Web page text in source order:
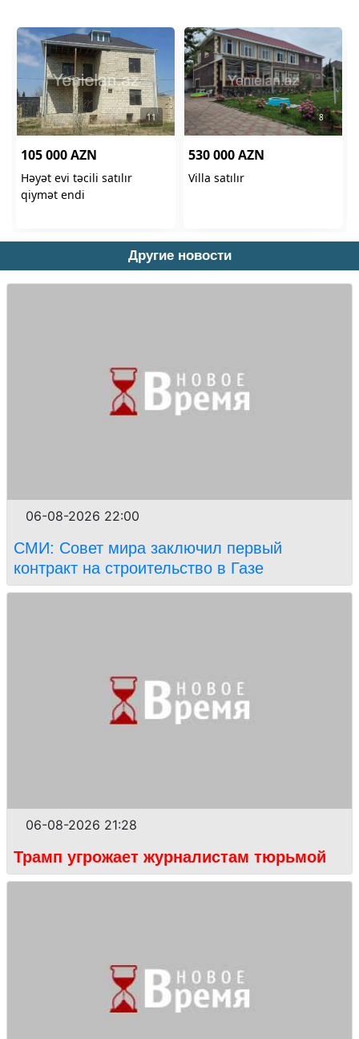
Другие новости
06-08-2026 22:00
СМИ: Совет мира заключил первый
контракт на строительство в Газе
06-08-2026 21:28
Трамп угрожает журналистам тюрьмой